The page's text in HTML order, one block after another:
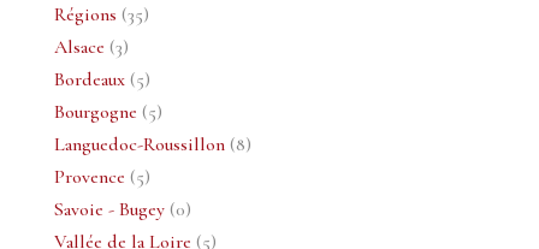
produit
Régions 3535
Alsace 33
produits
Bordeaux 55
produits
Bourgogne 55
produits
Languedoc-Roussillon 88
Provence 55
produits
Savoie - Bugey 00
produit
Vallée de la Loire 55